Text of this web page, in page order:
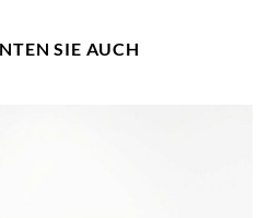
SIE AUCH